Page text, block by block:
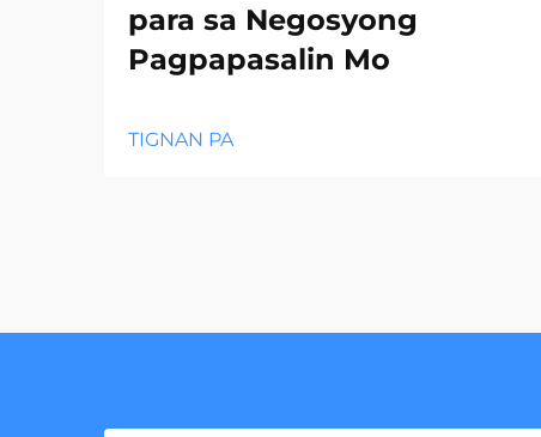
para sa Negosyong
Pagpapasalin Mo
TIGNAN PA